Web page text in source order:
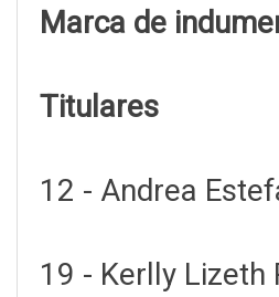
Marca de
Titulares
12 - Andrea
19 - Kerlly Lizeth